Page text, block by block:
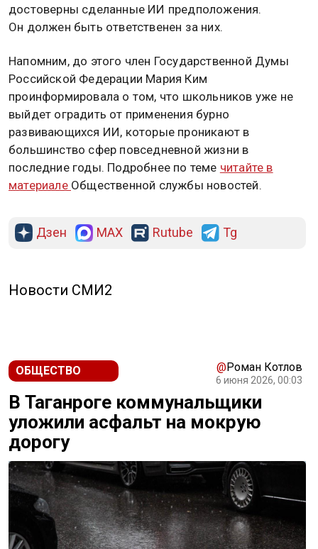
достоверны сделанные ИИ предположения.
Он должен быть ответственен за них.
Напомним, до этого член Государственной Думы
Российской Федерации Мария Ким
проинформировала о том, что школьников уже не
выйдет оградить от применения бурно
развивающихся ИИ, которые проникают в
большинство сфер повседневной жизни в
последние годы. Подробнее по теме читайте в
материале Общественной службы новостей.
Дзен MAX Rutube Tg
Новости СМИ2
ОБЩЕСТВО @Роман Котлов
6 июня 2026, 00:03
В Таганроге коммунальщики
уложили асфальт на мокрую
дорогу